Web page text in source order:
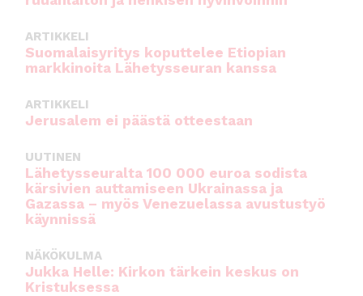
k
ARTIKKELI
Suomalaisyritys koputtelee Etiopian
markkinoita Lähetysseuran kanssa
ARTIKKELI
Jerusalem ei päästä otteestaan
UUTINEN
Lähetysseuralta 100 000 euroa sodista
kärsivien auttamiseen Ukrainassa ja
Gazassa – myös Venezuelassa avustustyö
käynnissä
NÄKÖKULMA
Jukka Helle: Kirkon tärkein keskus on
Kristuksessa